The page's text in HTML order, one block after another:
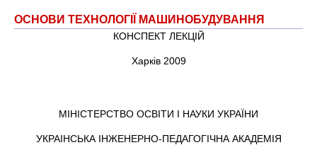
ОСНОВИ ТЕХНОЛОГІЇ МАШИНОБУДУВАННЯ
КОНСПЕКТ ЛЕКЦІЙ
Харків 2009
МІНІСТЕРСТВО ОСВІТИ І НАУКИ УКРАЇНИ
УКРАІНСЬКА ІНЖЕНЕРНО-ПЕДАГОГІЧНА АКАДЕМІЯ